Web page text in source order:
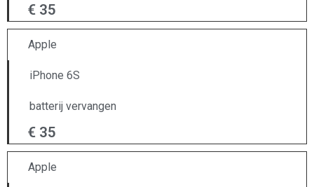
€ 35
Apple
iPhone 6S
batterij vervangen
€ 35
Apple